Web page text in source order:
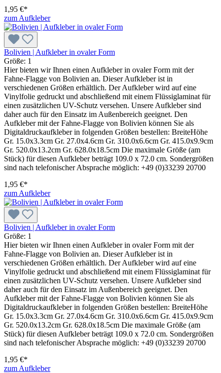
1,95 €*
zum Aufkleber
Bolivien | Aufkleber in ovaler Form
Größe: 1
Hier bieten wir Ihnen einen Aufkleber in ovaler Form mit der
Fahne-Flagge von Bolivien an. Dieser Aufkleber ist in
verschiedenen Größen erhältlich. Der Aufkleber wird auf eine
Vinylfolie gedruckt und abschließend mit einem Flüssiglaminat für
einen zusätzlichen UV-Schutz versehen. Unsere Aufkleber sind
daher auch für den Einsatz im Außenbereich geeignet. Den
Aufkleber mit der Fahne-Flagge von Bolivien können Sie als
Digitaldruckaufkleber in folgenden Größen bestellen: BreiteHöhe
Gr. 15.0x3.3cm Gr. 27.0x4.6cm Gr. 310.0x6.6cm Gr. 415.0x9.9cm
Gr. 520.0x13.2cm Gr. 628.0x18.5cm Die maximale Größe (am
Stück) für diesen Aufkleber beträgt 109.0 x 72.0 cm. Sondergrößen
sind nach telefonischer Absprache möglich: +49 (0)33239 20700
1,95 €*
zum Aufkleber
Bolivien | Aufkleber in ovaler Form
Größe: 1
Hier bieten wir Ihnen einen Aufkleber in ovaler Form mit der
Fahne-Flagge von Bolivien an. Dieser Aufkleber ist in
verschiedenen Größen erhältlich. Der Aufkleber wird auf eine
Vinylfolie gedruckt und abschließend mit einem Flüssiglaminat für
einen zusätzlichen UV-Schutz versehen. Unsere Aufkleber sind
daher auch für den Einsatz im Außenbereich geeignet. Den
Aufkleber mit der Fahne-Flagge von Bolivien können Sie als
Digitaldruckaufkleber in folgenden Größen bestellen: BreiteHöhe
Gr. 15.0x3.3cm Gr. 27.0x4.6cm Gr. 310.0x6.6cm Gr. 415.0x9.9cm
Gr. 520.0x13.2cm Gr. 628.0x18.5cm Die maximale Größe (am
Stück) für diesen Aufkleber beträgt 109.0 x 72.0 cm. Sondergrößen
sind nach telefonischer Absprache möglich: +49 (0)33239 20700
1,95 €*
zum Aufkleber